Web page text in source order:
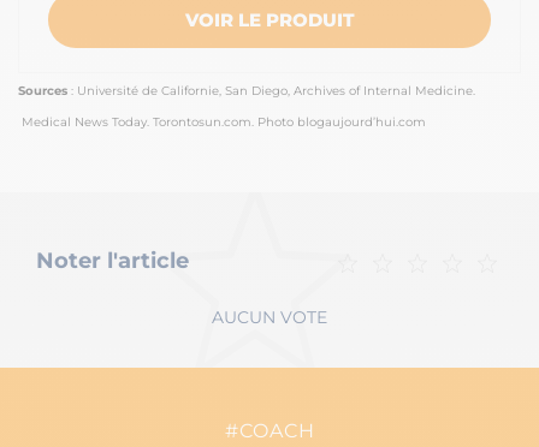
VOIR LE PRODUIT
Sources : Université de Californie, San Diego, Archives of Internal Medicine.
Medical News Today. Torontosun.com. Photo blogaujourd’hui.com
Noter l'article
AUCUN VOTE
#COACH